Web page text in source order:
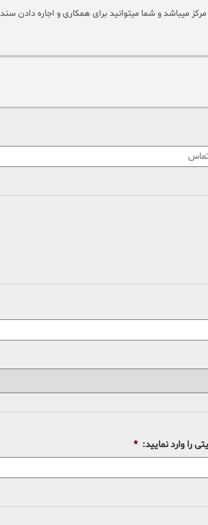
میباشد و شما میتوانید برای همکاری و اجاره دادن
را وارد نمایید: *